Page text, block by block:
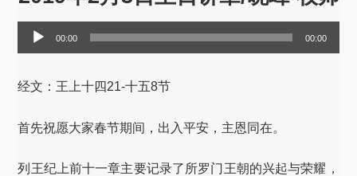
放
00:00 00:00
经文：王上十四21-十五8节
首先祝愿大家春节期间，出入平安，主恩同在。
列王纪上前十一章主要记录了所罗门王朝的兴起与荣耀，